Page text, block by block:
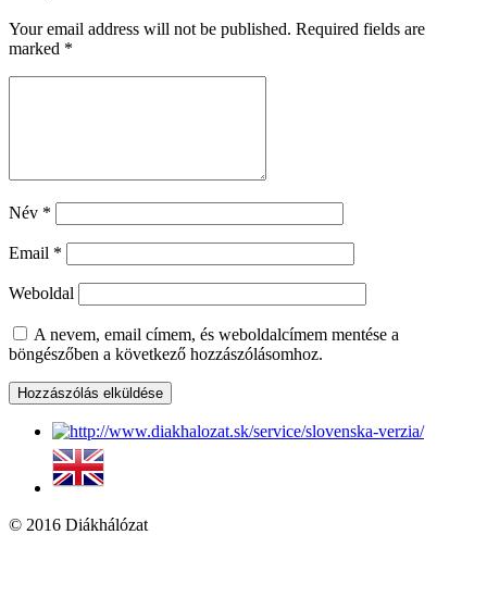
Your email address will not be published. Required fields are
marked *
Név *
Email *
Weboldal
A nevem, email címem, és weboldalcímem mentése a
böngészőben a következő hozzászólásomhoz.
© 2016 Diákhálózat